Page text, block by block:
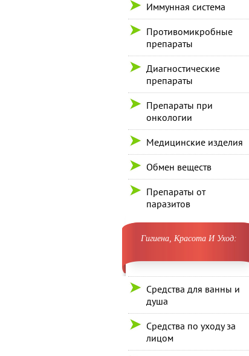
Иммунная система
Противомикробные
препараты
Диагностические
препараты
Препараты при
онкологии
Медицинские изделия
Обмен веществ
Препараты от
паразитов
Гигиена, Красота И Уход:
Средства для ванны и
душа
Средства по уходу за
лицом